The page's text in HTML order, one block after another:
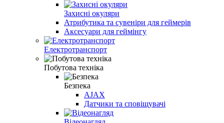
Захисні окуляри
Атрибутика та сувеніри для геймерів
Аксесуари для геймінгу
Електротранспорт
Побутова техніка
Безпека
AJAX
Датчики та сповіщувачі